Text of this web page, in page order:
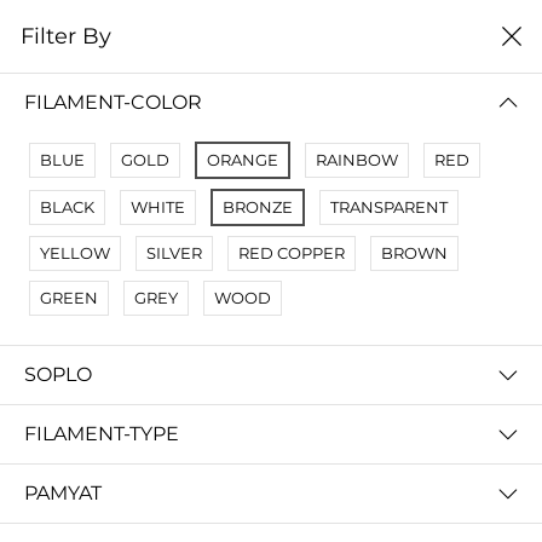
0
No Results
Not Found Filters1
Not Found Filters2
Filter By
FILAMENT-COLOR
BLUE GOLD ORANGE RAINBOW RED
BLACK WHITE BRONZE TRANSPARENT
YELLOW SILVER RED COPPER BROWN
GREEN GREY WOOD
SOPLO
FILAMENT-TYPE
PAMYAT